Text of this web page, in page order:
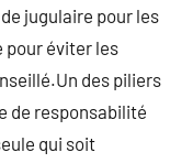
jugulaire pour les
pour éviter les
des piliers
de responsabilité
qui soit